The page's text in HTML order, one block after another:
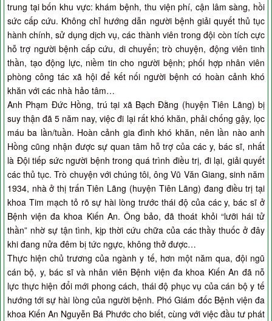
trung tại bốn khu vực: khám bệnh, thu viện phí, cận lâm sàng, hồi
sức cấp cứu. Không chỉ hướng dẫn người bệnh giải quyết thủ tục
hành chính, sử dụng dịch vụ, các thành viên trong đội còn tích cực
hỗ trợ người bệnh cấp cứu, di chuyển; trò chuyện, động viên tinh
thần, tạo động lực, niềm tin cho người bệnh; phối hợp nhân viên
phòng công tác xã hội để kết nối người bệnh có hoàn cảnh khó
khăn với các nhà hảo tâm…
Anh Phạm Đức Hồng, trú tại xã Bạch Đằng (huyện Tiên Lãng) bị
suy thận đã 5 năm nay, việc đi lại rất khó khăn, phải chống gậy, lọc
máu ba lần/tuần. Hoàn cảnh gia đình khó khăn, nên lần nào anh
Hồng cũng nhận được sự quan tâm hỗ trợ của các y, bác sĩ, nhất
là Đội tiếp sức người bệnh trong quá trình điều trị, đi lại, giải quyết
các thủ tục. Trò chuyện với chúng tôi, ông Vũ Văn Giang, sinh năm
1934, nhà ở thị trấn Tiên Lãng (huyện Tiên Lãng) đang điều trị tại
khoa Tim mạch tỏ rõ sự hài lòng trước thái độ của các y, bác sĩ ở
Bệnh viện đa khoa Kiến An. Ông bảo, đã thoát khỏi “lưỡi hái tử
thần” nhờ sự tận tình, kịp thời cứu chữa của các thầy thuốc ở đây
khi đang nửa đêm bị tức ngực, không thở được…
Thực hiện chủ trương của ngành y tế, hơn một năm qua, đội ngũ
cán bộ, y, bác sĩ và nhân viên Bệnh viện đa khoa Kiến An đã nỗ
lực thực hiện đổi mới phong cách, thái độ phục vụ của cán bộ y tế
hướng tới sự hài lòng của người bệnh. Phó Giám đốc Bệnh viện đa
khoa Kiến An Nguyễn Bá Phước cho biết, cùng với việc đầu tư phát